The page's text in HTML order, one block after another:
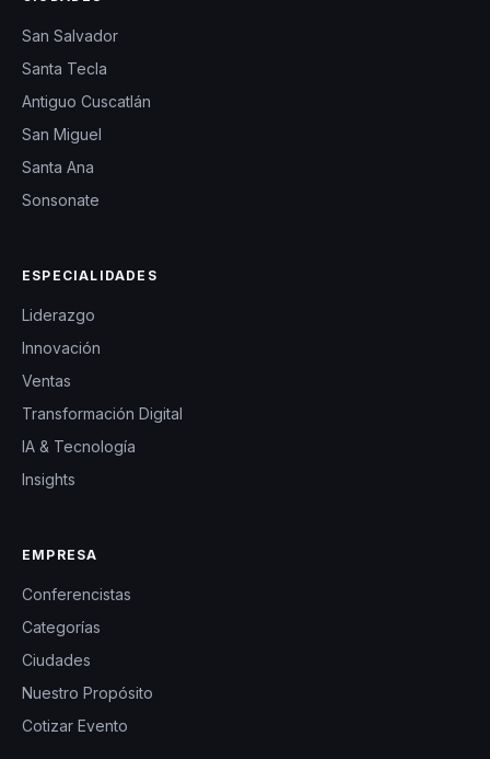
San Salvador
Santa Tecla
Antiguo Cuscatlán
San Miguel
Santa Ana
Sonsonate
ESPECIALIDADES
Liderazgo
Innovación
Ventas
Transformación Digital
IA & Tecnología
Insights
EMPRESA
Conferencistas
Categorías
Ciudades
Nuestro Propósito
Cotizar Evento